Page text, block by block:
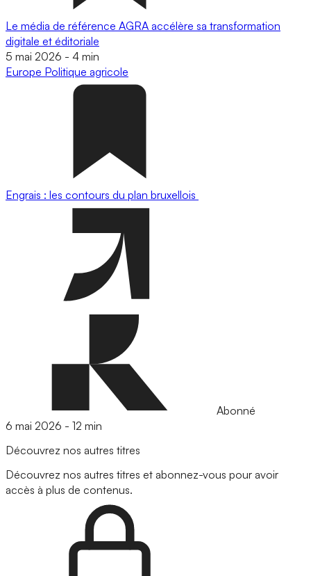
Le média de référence AGRA accélère sa transformation
digitale et éditoriale
5 mai 2026 - 4 min
Europe Politique agricole
Engrais : les contours du plan bruxellois
Abonné
6 mai 2026 - 12 min
Découvrez nos autres titres
Découvrez nos autres titres et abonnez-vous pour avoir
accès à plus de contenus.